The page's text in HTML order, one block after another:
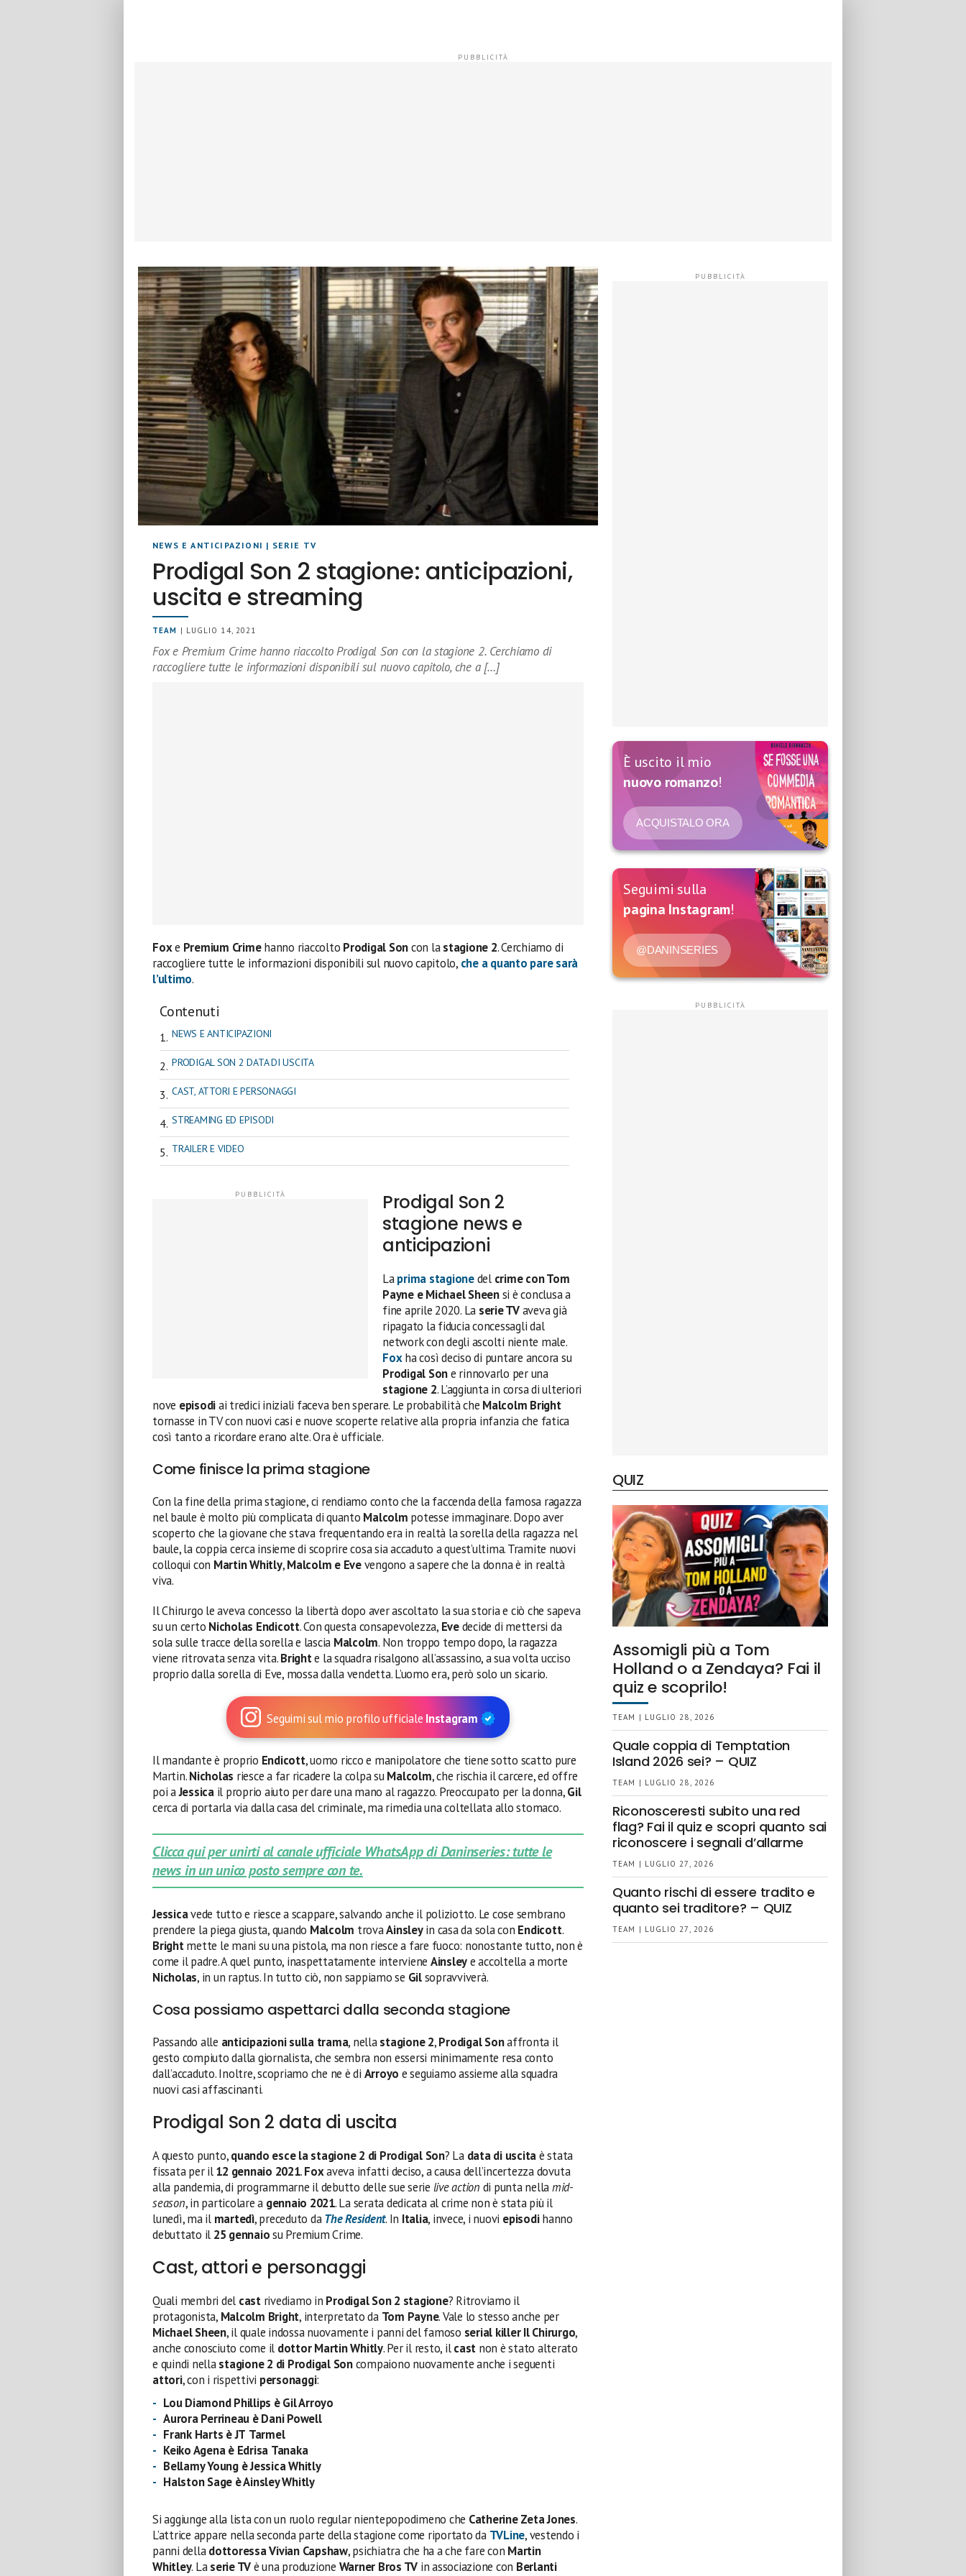
NEWS E ANTICIPAZIONI | SERIE TV
Prodigal Son 2 stagione: anticipazioni,
uscita e streaming
TEAM | LUGLIO 14, 2021
Fox e Premium Crime hanno riaccolto Prodigal Son con la stagione 2. Cerchiamo di
raccogliere tutte le informazioni disponibili sul nuovo capitolo, che a […]
Foxe Premium Crimehanno riaccolto Prodigal Soncon lastagione 2. Cerchiamo di
raccogliere tutte le informazioni disponibili sul nuovo capitolo, che a quanto pare sarà
l’ultimo.
Contenuti
NEWS E ANTICIPAZIONI
PRODIGAL SON 2 DATA DI USCITA
CAST, ATTORI E PERSONAGGI
STREAMING ED EPISODI
TRAILER E VIDEO
Prodigal Son 2
stagione news e
anticipazioni
Laprima stagionedel crime con Tom
Payne e Michael Sheensi è conclusa a
fine aprile 2020. La serie TVaveva già
ripagato la fiducia concessagli dal
network con degli ascolti niente male.
Foxha così deciso di puntare ancora su
Prodigal Sone rinnovarlo per una
stagione 2. L’aggiunta in corsa di ulteriori
nove episodiai tredici iniziali faceva ben sperare. Le probabilità che Malcolm Bright
tornasse in TV con nuovi casi e nuove scoperte relative alla propria infanzia che fatica
così tanto a ricordare erano alte. Ora è ufficiale.
Come finisce la prima stagione
Con la fine della prima stagione, ci rendiamo conto che la faccenda della famosa ragazza
nel baule è molto più complicata di quanto Malcolm potesse immaginare. Dopo aver
scoperto che la giovane che stava frequentando era in realtà la sorella della ragazza nel
baule, la coppia cerca insieme di scoprire cosa sia accaduto a quest’ultima. Tramite nuovi
colloqui con Martin Whitly,Malcolm e Evevengono a sapere che la donna è in realtà
viva.
Il Chirurgo le aveva concesso la libertà dopo aver ascoltato la sua storia e ciò che sapeva
su un certo Nicholas Endicott. Con questa consapevolezza, Evedecide di mettersi da
sola sulle tracce della sorella e lascia Malcolm. Non troppo tempo dopo, la ragazza
viene ritrovata senza vita.Brighte la squadra risalgono all’assassino, a sua volta ucciso
proprio dalla sorella di Eve, mossa dalla vendetta. L’uomo era, però solo un sicario.
Seguimi sul mio profilo ufficiale Instagram
Il mandante è proprio Endicott, uomo ricco e manipolatore che tiene sotto scatto pure
Martin.Nicholas riesce a far ricadere la colpa suMalcolm, che rischia il carcere, ed offre
poi aJessicail proprio aiuto per dare una mano al ragazzo. Preoccupato per la donna,Gil
cerca di portarla via dalla casa del criminale, ma rimedia una coltellata allo stomaco.
Clicca qui per unirti al canale ufficiale WhatsApp di Daninseries: tutte le
news in un unico posto sempre con te.
Jessicavede tutto e riesce a scappare, salvando anche il poliziotto. Le cose sembrano
prendere la piega giusta, quando Malcolm trovaAinsleyin casa da sola con Endicott.
Brightmette le mani su una pistola, ma non riesce a fare fuoco: nonostante tutto, non è
come il padre. A quel punto, inaspettatamente interviene Ainsleye accoltella a morte
Nicholas, in un raptus. In tutto ciò, non sappiamo se Gilsopravviverà.
Cosa possiamo aspettarci dalla seconda stagione
Passando alle anticipazioni sulla trama, nellastagione 2,Prodigal Sonaffronta il
gesto compiuto dalla giornalista, che sembra non essersi minimamente resa conto
dall’accaduto. Inoltre, scopriamo che ne è di Arroyo e seguiamo assieme alla squadra
nuovi casi affascinanti.
Prodigal Son 2 data di uscita
A questo punto,quando esce la stagione 2 di Prodigal Son? La data di uscitaè stata
fissata per il12 gennaio 2021.Foxaveva infatti deciso, a causa dell’incertezza dovuta
alla pandemia, di programmarne il debutto delle sue serie live action di punta nellamid-
season, in particolare a gennaio 2021. La serata dedicata al crime non è stata più il
lunedì, ma il martedì, preceduto daThe Resident. In Italia, invece, i nuovi episodihanno
debuttato il 25 gennaiosu Premium Crime.
Cast, attori e personaggi
Quali membri del cast rivediamo in Prodigal Son 2 stagione? Ritroviamo il
protagonista, Malcolm Bright, interpretato da Tom Payne. Vale lo stesso anche per
Michael Sheen, il quale indossa nuovamente i panni del famoso serial killer Il Chirurgo,
anche conosciuto come il dottor Martin Whitly. Per il resto, ilcast non è stato alterato
e quindi nellastagione 2 di Prodigal Soncompaiono nuovamente anche i seguenti
attori, con i rispettivi personaggi:
Lou Diamond Phillips è Gil Arroyo
Aurora Perrineau è Dani Powell
Frank Harts è JT Tarmel
Keiko Agena è Edrisa Tanaka
Bellamy Young è Jessica Whitly
Halston Sage è Ainsley Whitly
Si aggiunge alla lista con un ruolo regular nientepopodimeno che Catherine Zeta Jones.
L’attrice appare nella seconda parte della stagione come riportato da TVLine, vestendo i
panni delladottoressa Vivian Capshaw, psichiatra che ha a che fare con Martin
Whitley. Laserie TVè una produzione Warner Bros TV in associazione con Berlanti
È uscito il mio
nuovo romanzo!
ACQUISTALO ORA
Seguimi sulla
pagina Instagram!
@DANINSERIES
QUIZ
Assomigli più a Tom
Holland o a Zendaya? Fai il
quiz e scoprilo!
TEAM | LUGLIO 28, 2026
Quale coppia di Temptation
Island 2026 sei? – QUIZ
TEAM | LUGLIO 28, 2026
Riconosceresti subito una red
flag? Fai il quiz e scopri quanto sai
riconoscere i segnali d’allarme
TEAM | LUGLIO 27, 2026
Quanto rischi di essere tradito e
quanto sei traditore? – QUIZ
TEAM | LUGLIO 27, 2026